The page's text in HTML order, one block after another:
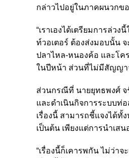
กล่าวไปอยู่ในภาคผนวกข
“เราเองได้เตรียมการล่ว
ท์วอเตอร์ ต้องส่งมอบนั้น
ปลาไหล-หนองค้อ และโค
ในปีหน้า ส่วนที่ไม่มีสัญญา
ส่วนกรณีที่ นายยุทธพงศ์ จ
และดำเนินกิจการระบบท่
เรื่องนี้ สามารถชี้แจงได้ทั้
เป็นต้น เพียงแต่การนำเส
“เรื่องนี้ก็เคารพกัน ไม่ว่า